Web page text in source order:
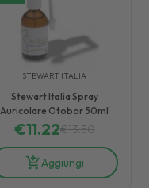
STEWART ITALIA
Stewart Italia Spray
Auricolare Otobor 50ml
€11.22€13.50
Aggiungi